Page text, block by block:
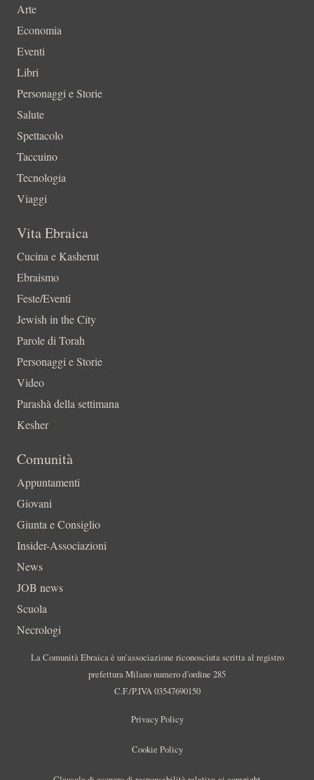
Arte
Economia
Eventi
Libri
Personaggi e Storie
Salute
Spettacolo
Taccuino
Tecnologia
Viaggi
Vita Ebraica
Cucina e Kasherut
Ebraismo
Feste/Eventi
Jewish in the City
Parole di Torah
Personaggi e Storie
Video
Parashà della settimana
Kesher
Comunità
Appuntamenti
Giovani
Giunta e Consiglio
Insider-Associazioni
News
JOB news
Scuola
Necrologi
La Comunità Ebraica è un’associazione riconosciuta scritta al registro
prefettura Milano numero d’ordine 285
C.F./P.IVA 03547690150
Privacy Policy
Cookie Policy